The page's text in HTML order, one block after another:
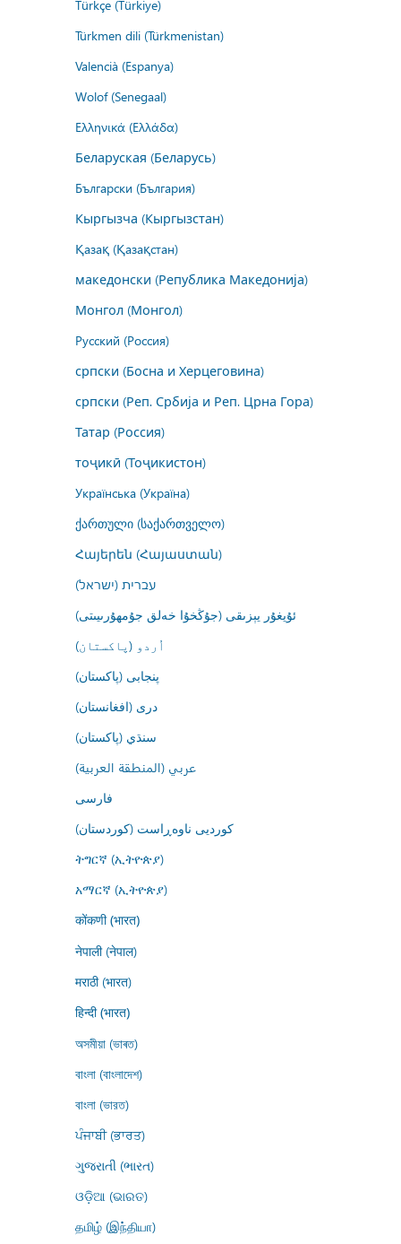
Türkçe (Türkiye)
Türkmen dili (Türkmenistan)
Valencià (Espanya)
Wolof (Senegaal)
Ελληνικά (Ελλάδα)
Беларуская (Беларусь)
Български (България)
Кыргызча (Кыргызстан)
Қазақ (Қазақстан)
македонски (Република Македонија)
Монгол (Монгол)
Русский (Россия)
српски (Босна и Херцеговина)
српски (Реп. Србија и Реп. Црна Гора)
Татар (Россия)
тоҷикӣ (Тоҷикистон)
Українська (Україна)
ქართული (საქართველო)
Հայերեն (Հայաստան)
עברית (ישראל)
ئۇيغۇر يېزىقى (جۇڭخۇا خەلق جۇمھۇرىيىتى)
اُردو (پاکستان)
پنجابی (پاکستان)
درى (افغانستان)
سنڌي (پاکستان)
عربي (المنطقة العربية)
فارسى
کوردیی ناوەڕاست (کوردستان)
ትግርኛ (ኢትዮጵያ)
አማርኛ (ኢትዮጵያ)
कोंकणी (भारत)
नेपाली (नेपाल)
मराठी (भारत)
हिन्दी (भारत)
অসমীয়া (ভাৰত)
বাংলা (বাংলাদেশ)
বাংলা (ভারত)
ਪੰਜਾਬੀ (ਭਾਰਤ)
ગુજરાતી (ભારત)
ଓଡ଼ିଆ (ଭାରତ)
தமிழ் (இந்தியா)